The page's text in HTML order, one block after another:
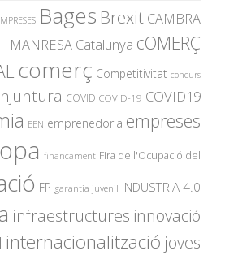
Bages Brexit CAMBRA
MANRESA Catalunya cOMERÇ
comerç Competitivitat concurs
COVID COVID-19 COVID19
EEN emprenedoria empreses
financament Fira de l'Ocupació del
FP garantia juvenil INDUSTRIA 4.0
infraestructures innovació
internacionalització joves